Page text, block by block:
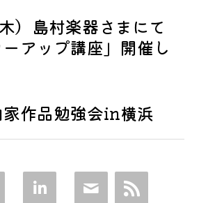
）島村楽器さまにて
ーアップ講座」開催し
家作品勉強会in横浜